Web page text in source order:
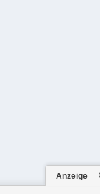
Anzeige